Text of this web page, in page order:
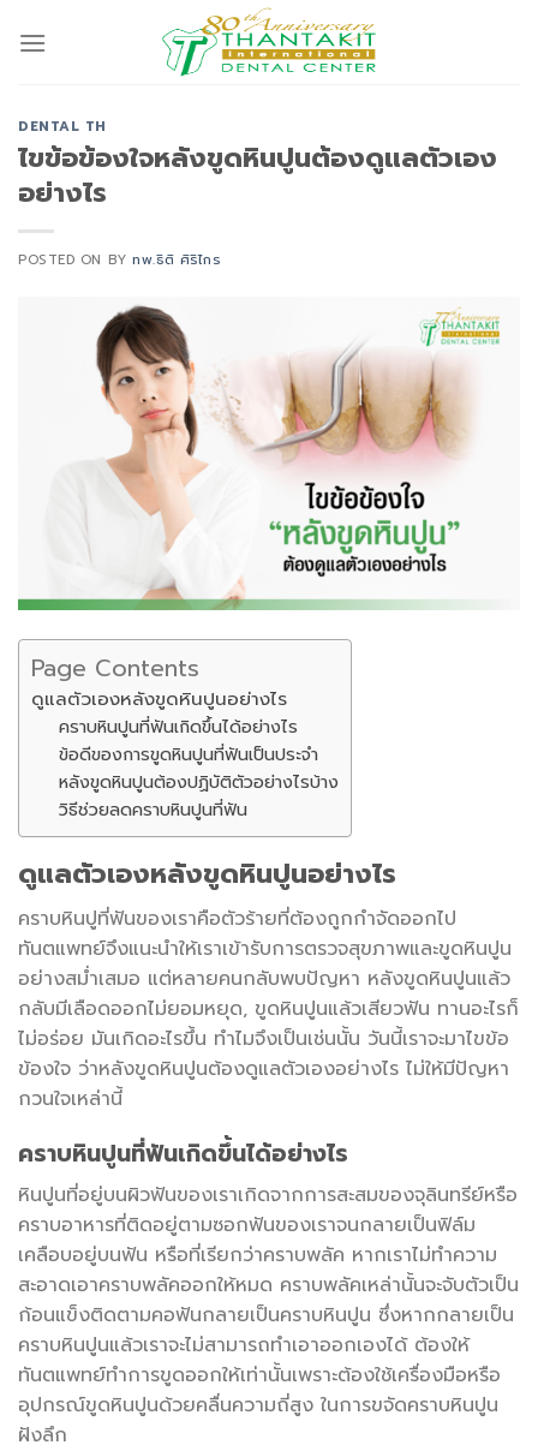
DENTAL TH
ไขข้อข้องใจหลังขูดหินปูนต้องดูแลตัวเอง
อย่างไร
POSTED ON BYทพ.ธิติ ศิริไกร
Page Contents
ดูแลตัวเองหลังขูดหินปูนอย่างไร
คราบหินปูนที่ฟันเกิดขึ้นได้อย่างไร
ข้อดีของการขูดหินปูนที่ฟันเป็นประจำ
หลังขูดหินปูนต้องปฏิบัติตัวอย่างไรบ้าง
วิธีช่วยลดคราบหินปูนที่ฟัน
ดูแลตัวเองหลังขูดหินปูนอย่างไร
คราบหินปูที่ฟันของเราคือตัวร้ายที่ต้องถูกกำจัดออกไป
ทันตแพทย์จึงแนะนำให้เราเข้ารับการตรวจสุขภาพและขูดหินปูน
อย่างสม่ำเสมอ แต่หลายคนกลับพบปัญหา หลังขูดหินปูนแล้ว
กลับมีเลือดออกไม่ยอมหยุด, ขูดหินปูนแล้วเสียวฟัน ทานอะไรก็
ไม่อร่อย มันเกิดอะไรขึ้น ทำไมจึงเป็นเช่นนั้น วันนี้เราจะมาไขข้อ
ข้องใจ ว่าหลังขูดหินปูนต้องดูแลตัวเองอย่างไร ไม่ให้มีปัญหา
กวนใจเหล่านี้
คราบหินปูนที่ฟันเกิดขึ้นได้อย่างไร
หินปูนที่อยู่บนผิวฟันของเราเกิดจากการสะสมของจุลินทรีย์หรือ
คราบอาหารที่ติดอยู่ตามซอกฟันของเราจนกลายเป็นฟิล์ม
เคลือบอยู่บนฟัน หรือที่เรียกว่าคราบพลัค หากเราไม่ทำความ
สะอาดเอาคราบพลัคออกให้หมด คราบพลัคเหล่านั้นจะจับตัวเป็น
ก้อนแข็งติดตามคอฟันกลายเป็นคราบหินปูน ซึ่งหากกลายเป็น
คราบหินปูนแล้วเราจะไม่สามารถทำเอาออกเองได้ ต้องให้
ทันตแพทย์ทำการขูดออกให้เท่านั้นเพราะต้องใช้เครื่องมือหรือ
อุปกรณ์ขูดหินปูนด้วยคลื่นความถี่สูง ในการขจัดคราบหินปูน
ฝังลึก